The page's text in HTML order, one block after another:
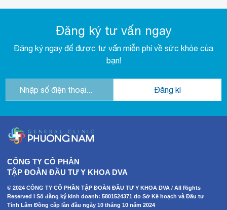
Đăng ký tư vấn ngay
Đăng ký ngay để được tư vấn miễn phí về sức khỏe của
bạn!
CÔNG TY CỔ PHẦN
TẬP ĐOÀN ĐẦU TƯ Y KHOA DVA
© 2024 CÔNG TY CỔ PHẦN TẬP ĐOÀN ĐẦU TƯ Y KHOA DVA / All Rights
Reserved I Số đăng ký kinh doanh: 5801524371 do Sở Kế hoạch và Đầu tư
Tỉnh Lâm Đồng cấp lần đầu ngày 10 tháng 10 năm 2024